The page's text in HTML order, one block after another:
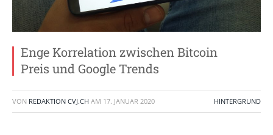
Enge Korrelation zwischen Bitcoin
Preis und Google Trends
VON REDAKTION CVJ.CH AM 17. JANUAR 2020 HINTERGRUND